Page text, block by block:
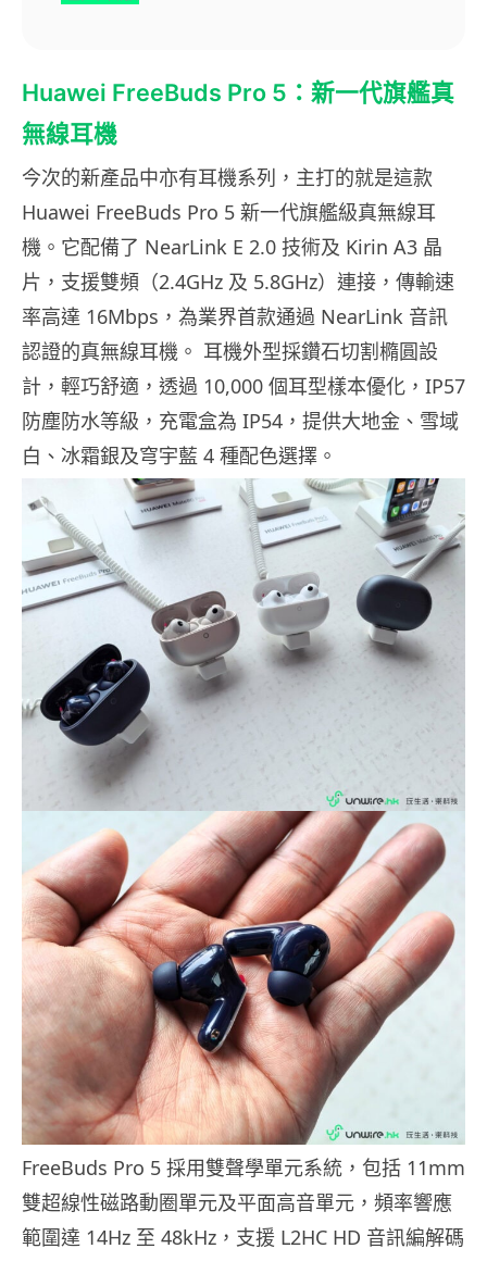
Huawei FreeBuds Pro 5：新一代旗艦真
無線耳機
今次的新產品中亦有耳機系列，主打的就是這款
Huawei FreeBuds Pro 5 新一代旗艦級真無線耳
機。它配備了 NearLink E 2.0 技術及 Kirin A3 晶
片，支援雙頻（2.4GHz 及 5.8GHz）連接，傳輸速
率高達 16Mbps，為業界首款通過 NearLink 音訊
認證的真無線耳機。 耳機外型採鑽石切割橢圓設
計，輕巧舒適，透過 10,000 個耳型樣本優化，IP57
防塵防水等級，充電盒為 IP54，提供大地金、雪域
白、冰霜銀及穹宇藍 4 種配色選擇。
FreeBuds Pro 5 採用雙聲學單元系統，包括 11mm
雙超線性磁路動圈單元及平面高音單元，頻率響應
範圍達 14Hz 至 48kHz，支援 L2HC HD 音訊編解碼